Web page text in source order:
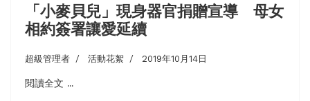
「小麥貝兒」現身器官捐贈宣導 母女
相約簽署讓愛延續
超級管理者 活動花絮 2019年10月14日
閱讀全文 ...